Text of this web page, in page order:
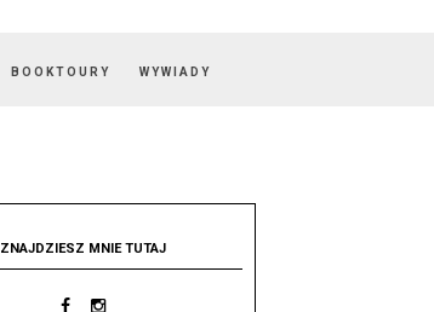
BOOKTOURY WYWIADY
ZNAJDZIESZ MNIE TUTAJ